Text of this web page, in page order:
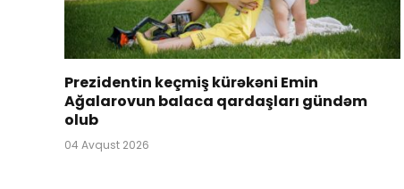
Prezidentin keçmiş kürəkəni Emin
Ağalarovun balaca qardaşları gündəm
olub
04 Avqust 2026